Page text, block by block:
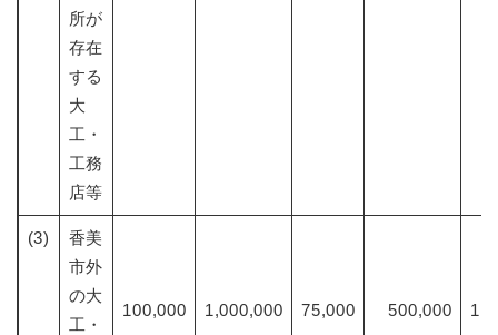
所が
存在
する
大
工・
工務
店等
(3)
香美
市外
の大
工・
100,000 1,000,000 75,000 500,000